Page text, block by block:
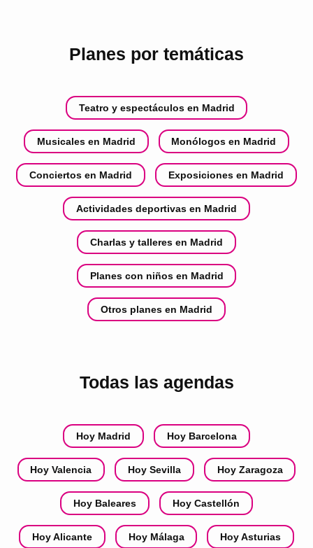
Planes por temáticas
Teatro y espectáculos en Madrid
Musicales en Madrid Monólogos en Madrid
Conciertos en Madrid Exposiciones en Madrid
Actividades deportivas en Madrid
Charlas y talleres en Madrid
Planes con niños en Madrid
Otros planes en Madrid
Todas las agendas
Hoy Madrid Hoy Barcelona
Hoy Valencia Hoy Sevilla Hoy Zaragoza
Hoy Baleares Hoy Castellón
Hoy Alicante Hoy Málaga Hoy Asturias